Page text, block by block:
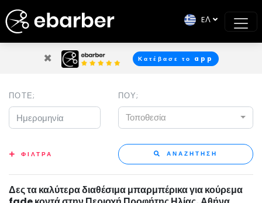
× Κατέβασε το app
EΛ
ΠΟΤΕ; ΠΟΥ;
Τοποθεσία
ΦΙΛΤΡΑ ΑΝΑΖΗΤΗΣΗ
Δες τα καλύτερα διαθέσιμα μπαρμπέρικα για κούρεμα